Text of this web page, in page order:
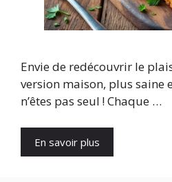
Envie de redécouvrir le
version maison, plus saine
n’êtes pas seul ! Chaque …
En savoir plus